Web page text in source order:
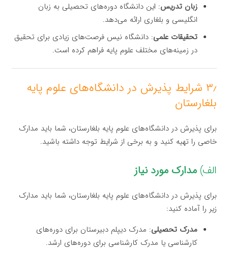
زبان تدریس: این دانشگاه دوره‌های تحصیلی به زبان
انگلیسی و بلغاری ارائه می‌دهد.
تحقیقات علمی: دانشگاه نیس فرصت‌های زیادی برای تحقیق
در زمینه‌های مختلف علوم پایه فراهم کرده است.
۳٫ شرایط پذیرش در دانشگاه‌های علوم پایه
بلغارستان
برای پذیرش در دانشگاه‌های علوم پایه بلغارستان، شما باید مدارک
خاصی را تهیه کنید و به برخی از شرایط توجه داشته باشید.
الف)مدارک مورد نیاز
برای پذیرش در دانشگاه‌های علوم پایه بلغارستان، شما باید مدارک
زیر را آماده کنید:
مدرک تحصیلی: مدرک دیپلم دبیرستان برای دوره‌های
کارشناسی یا مدرک کارشناسی برای دوره‌های ارشد.